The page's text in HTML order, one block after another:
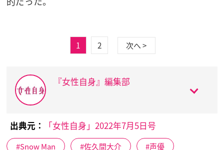
1 2 次へ >
『女性自身』編集部
出典元： 「女性自身」2022年7月5日号
Snow Man 佐久間大介 声優